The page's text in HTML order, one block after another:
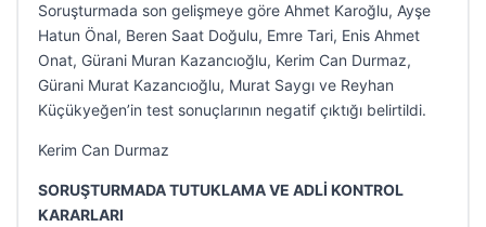
Soruşturmada son gelişmeye göre Ahmet Karoğlu, Ayşe
Hatun Önal, Beren Saat Doğulu, Emre Tari, Enis Ahmet
Onat, Gürani Muran Kazancıoğlu, Kerim Can Durmaz,
Gürani Murat Kazancıoğlu, Murat Saygı ve Reyhan
Küçükyeğen’in test sonuçlarının negatif çıktığı belirtildi.
Kerim Can Durmaz
SORUŞTURMADA TUTUKLAMA VE ADLİ KONTROL
KARARLARI